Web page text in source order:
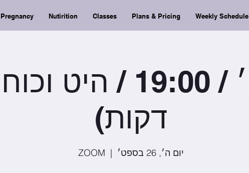
Pregnancy Nutirition Classes Plans & Pricing Weekly Schedule
דקות)
יום ה׳, 26 בספט׳
  |
ZOOM